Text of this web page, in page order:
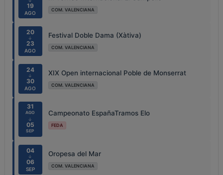
19
AGO
COM. VALENCIANA
20
↓
23
AGO
Festival Doble Dama (Xàtiva)
COM. VALENCIANA
24
↓
30
AGO
XIX Open internacional Poble de Monserrat
COM. VALENCIANA
31
AGO
↓
05
SEP
Campeonato EspañaTramos Elo
FEDA
04
↓
06
SEP
Oropesa del Mar
COM. VALENCIANA